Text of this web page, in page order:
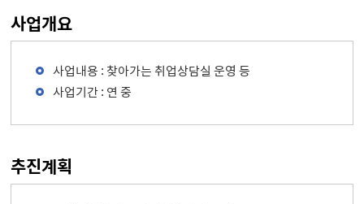
사업개요
사업내용 : 찾아가는 취업상담실 운영 등
사업기간 : 연 중
추진계획